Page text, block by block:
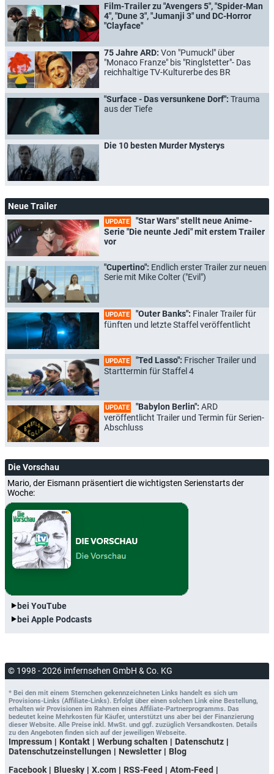
Film-Trailer zu "Avengers 5", "Spider-Man
4", "Dune 3", "Jumanji 3" und DC-Horror
"Clayface"
75 Jahre ARD: Von "Pumuckl" über
"Monaco Franze" bis "Ringlstetter"- Das
reichhaltige TV-Kulturerbe des BR
"Surface - Das versunkene Dorf": Trauma
aus der Tiefe
Die 10 besten Murder Mysterys
Neue Trailer
UPDATE
"Star Wars" stellt neue Anime-
Serie "Die neunte Jedi" mit erstem Trailer
vor
"Cupertino": Endlich erster Trailer zur neuen
Serie mit Mike Colter ("Evil")
UPDATE "Outer Banks": Finaler Trailer für
fünften und letzte Staffel veröffentlicht
UPDATE "Ted Lasso": Frischer Trailer und
Starttermin für Staffel 4
UPDATE "Babylon Berlin": ARD
veröffentlicht Trailer und Termin für Serien-
Abschluss
Die Vorschau
Mario, der Eismann präsentiert die wichtigsten Serienstarts der
Woche:
bei YouTube
bei Apple Podcasts
© 1998 - 2026 imfernsehen GmbH & Co. KG
* Bei den mit einem Sternchen gekennzeichneten Links handelt es sich um
Provisions-Links (Affiliate-Links). Erfolgt über einen solchen Link eine Bestellung,
erhalten wir Provisionen im Rahmen eines Affiliate-Partnerprogramms. Das
bedeutet keine Mehrkosten für Käufer, unterstützt uns aber bei der Finanzierung
dieser Website. Alle Preise inkl. MwSt. und ggf. zuzüglich Versandkosten. Details
zu den Angeboten finden sich auf der jeweiligen Webseite.
Impressum Kontakt Werbung schalten
Datenschutz
Datenschutzeinstellungen
Newsletter
Blog
Facebook
Bluesky X.com RSS-Feed Atom-Feed